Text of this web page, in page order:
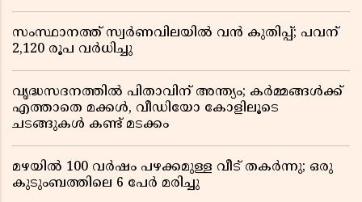
സംസ്ഥാനത്ത് സ്വര്‍ണവിലയില്‍ വന്‍ കുതിപ്പ്; പവന്
2,120 രൂപ വര്‍ധിച്ചു
വൃദ്ധസദനത്തിൽ പിതാവിന് അന്ത്യം; കർമ്മങ്ങൾക്ക്
എത്താതെ മക്കൾ, വീഡിയോ കോളിലൂടെ
ചടങ്ങുകൾ കണ്ട് മടക്കം
മഴയിൽ 100 വർഷം പഴക്കമുള്ള വീട് തകർന്നു; ഒരു
കുടുംബത്തിലെ 6 പേർ മരിച്ചു